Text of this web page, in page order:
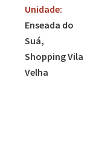
Unidade:
Enseada do
Suá
Shopping Vila
Velha